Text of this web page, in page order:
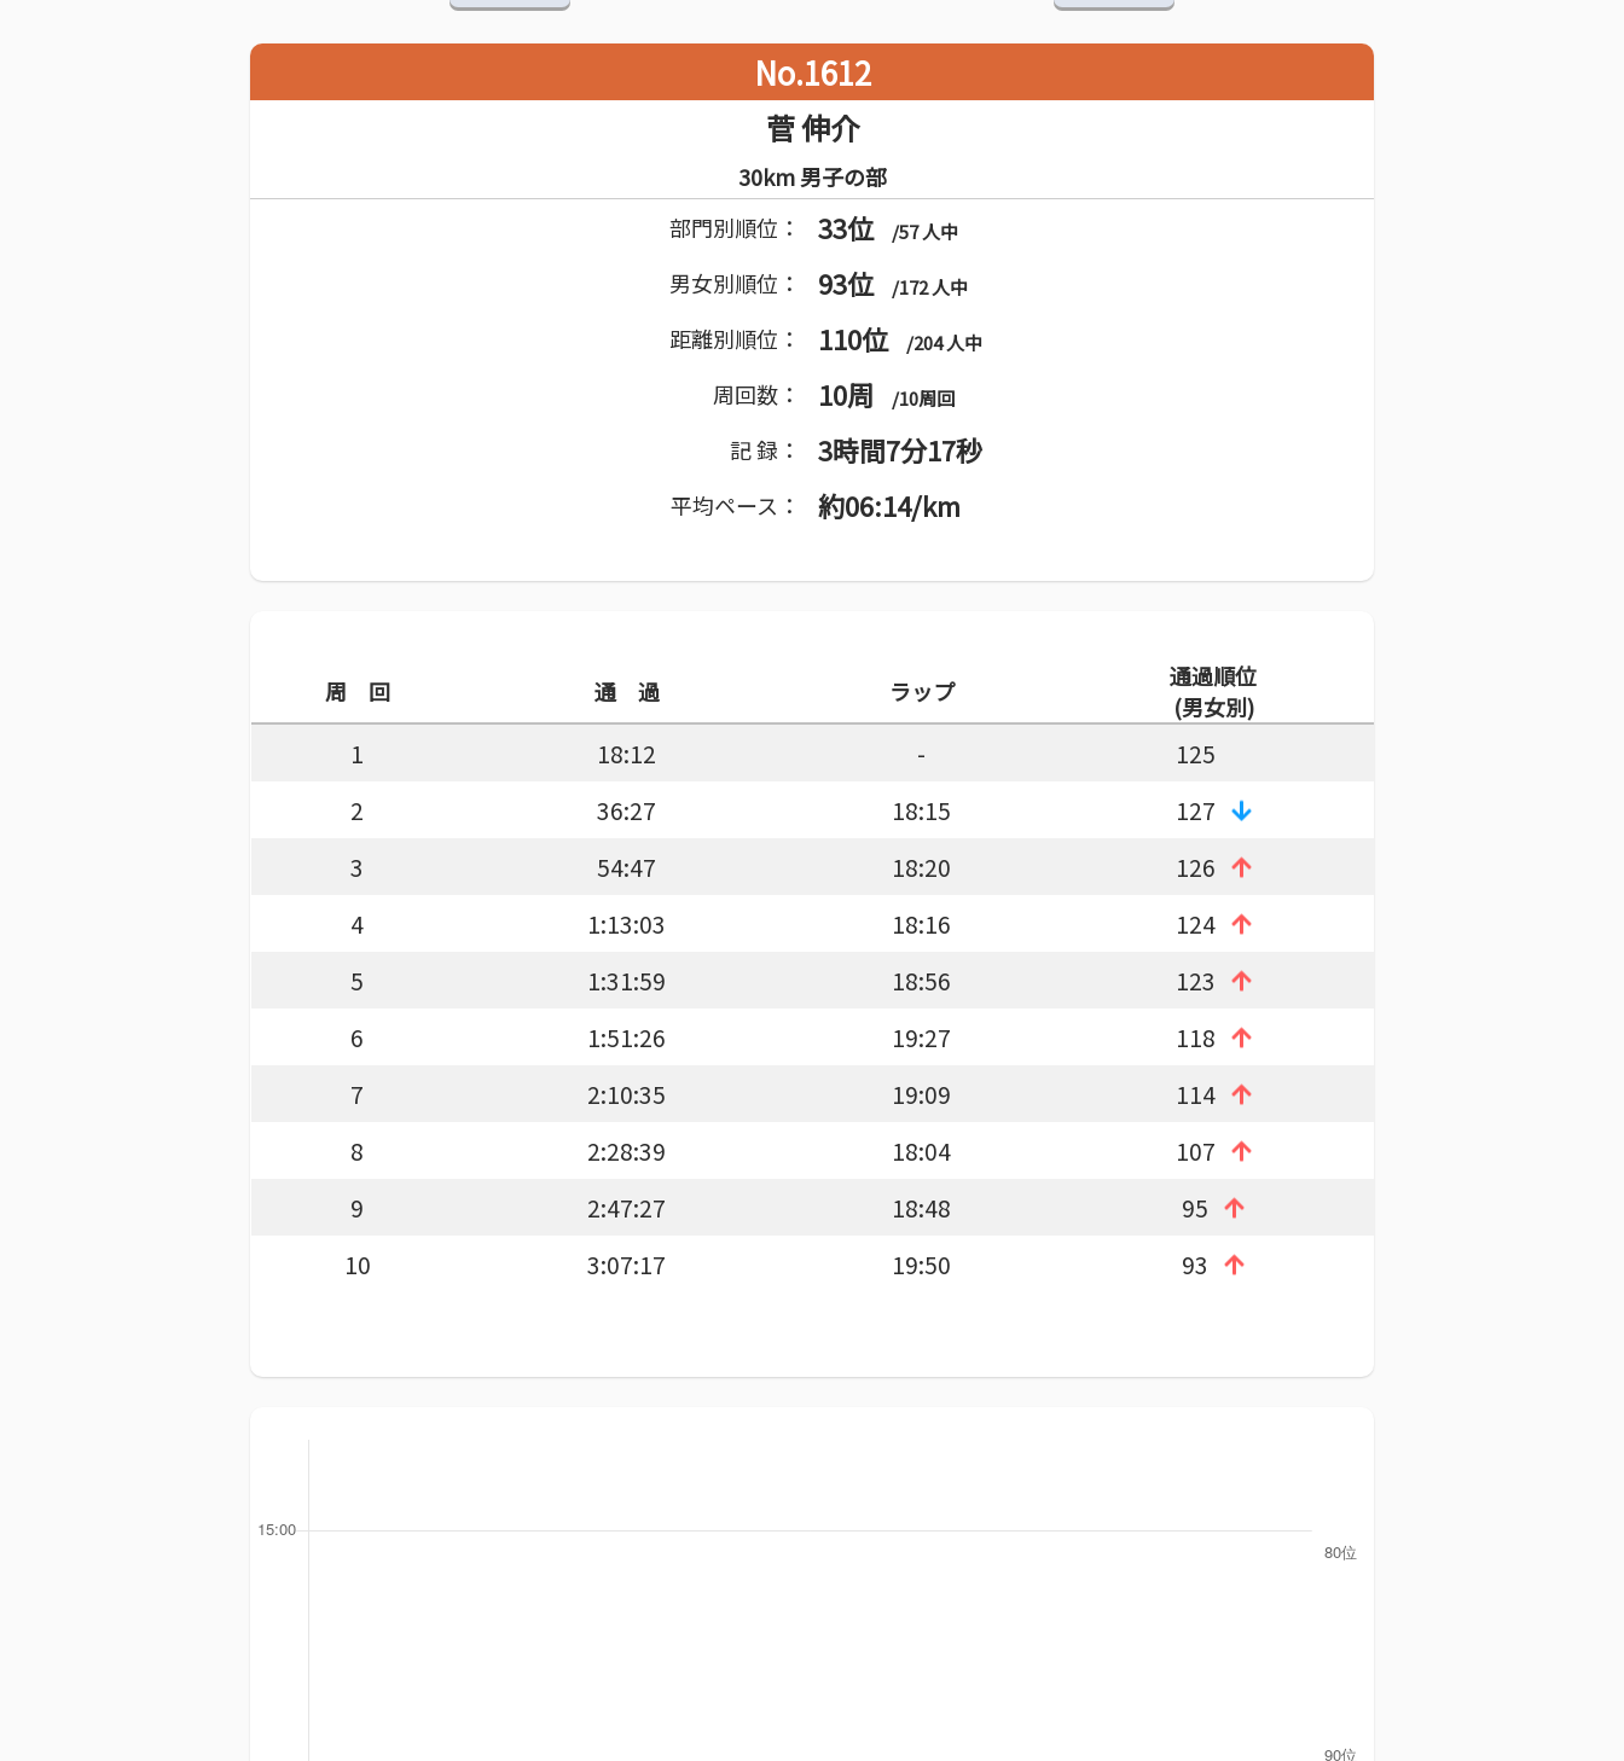
No.1612
菅 伸介
30km 男子の部
部門別順位：
33位 /57 人中
男女別順位： 93位 /172 人中
距離別順位： 110位 /204 人中
周回数： 10周 /10周回
記 録： 3時間7分17秒
平均ペース： 約06:14/km
周 回 通 過 ラップ
通過順位
(男女別)
1 18:12 -
125
2
36:27 18:15
127
3
54:47 18:20
126
4
1:13:03 18:16
124
5
1:31:59 18:56
123
6
1:51:26 19:27
118
7
2:10:35 19:09
114
8
2:28:39 18:04
107
9
2:47:27 18:48
95
10
3:07:17 19:50 93